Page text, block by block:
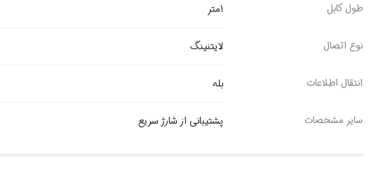
طول کابل 1متر
نوع اتصال لایتنینگ
انتقال اطلاعات بله
سایر مشخصات پشتیبانی از شارژ سریع